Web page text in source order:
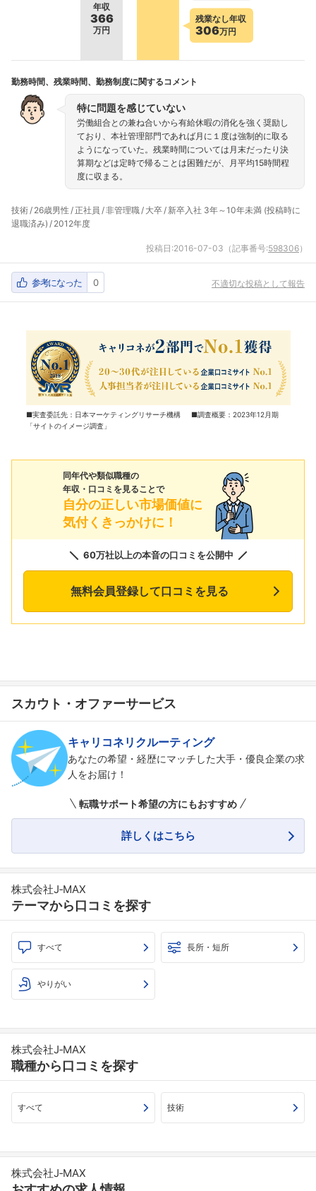
年収
366
万円
残業なし年収
306万円
勤務時間、残業時間、勤務制度に関するコメント
特に問題を感じていない
労働組合との兼ね合いから有給休暇の消化を強く奨励し
ており、本社管理部門であれば月に１度は強制的に取る
ようになっていた。残業時間については月末だったり決
算期などは定時で帰ることは困難だが、月平均15時間程
度に収まる。
技術 26歳男性 正社員 非管理職 大卒 新卒入社 3年～10年未満 (投稿時に
退職済み)
2012年度
投稿日:2016-07-03 （記事番号:598306）
参考になった 0 不適切な投稿として報告
■実査委託先：日本マーケティングリサーチ機構 ■調査概要：2023年12月期
「サイトのイメージ調査」
同年代や類似職種の
年収・口コミを見ることで
自分の正しい市場価値に
気付くきっかけに！
60万社以上の本音の口コミを公開中
無料会員登録して口コミを見る
スカウト・オファーサービス
キャリコネリクルーティング
あなたの希望・経歴にマッチした大手・優良企業の求
人をお届け！
転職サポート希望の方にもおすすめ
詳しくはこちら
株式会社J‐MAX
テーマから口コミを探す
すべて 長所・短所
やりがい
株式会社J‐MAX
職種から口コミを探す
すべて 技術
株式会社J‐MAX